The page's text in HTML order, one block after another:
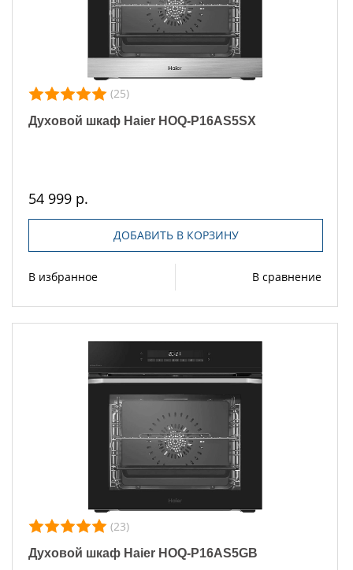
(25)
Духовой шкаф Haier HOQ-P16AS5SX
54 999 р.
ДОБАВИТЬ В КОРЗИНУ
В избранное В сравнение
(23)
Духовой шкаф Haier HOQ-P16AS5GB